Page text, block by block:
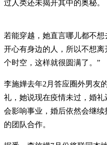
过人类还未揭开其中的奥秘。
若能穿越，她直言哪儿都不
开心有身边的人，所以不想
个时空，这样就很圆满了。”
李施嬅去年2月答应圈外男友
礼，她说现在疫情未过，婚
会影响事业，婚后依然会继
的团队合作。